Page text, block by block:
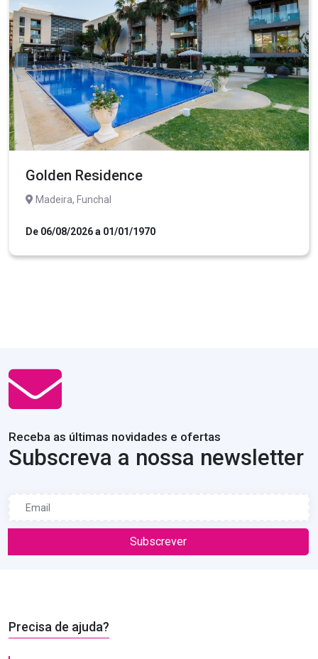
Golden Residence
Madeira, Funchal
De 06/08/2026 a 01/01/1970
Receba as últimas novidades e ofertas
Subscreva a nossa newsletter
Subscrever
Precisa de ajuda?